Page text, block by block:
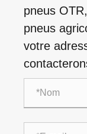
pneus
pneus
votre